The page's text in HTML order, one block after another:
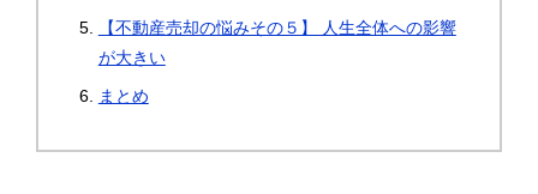
【不動産売却の悩みその５】 人生全体への影響
が大きい
まとめ